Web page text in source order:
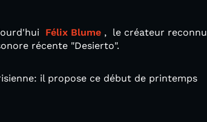
Félix Blume , le créateur reconnu
récente "Desierto".
il propose ce début de printemps